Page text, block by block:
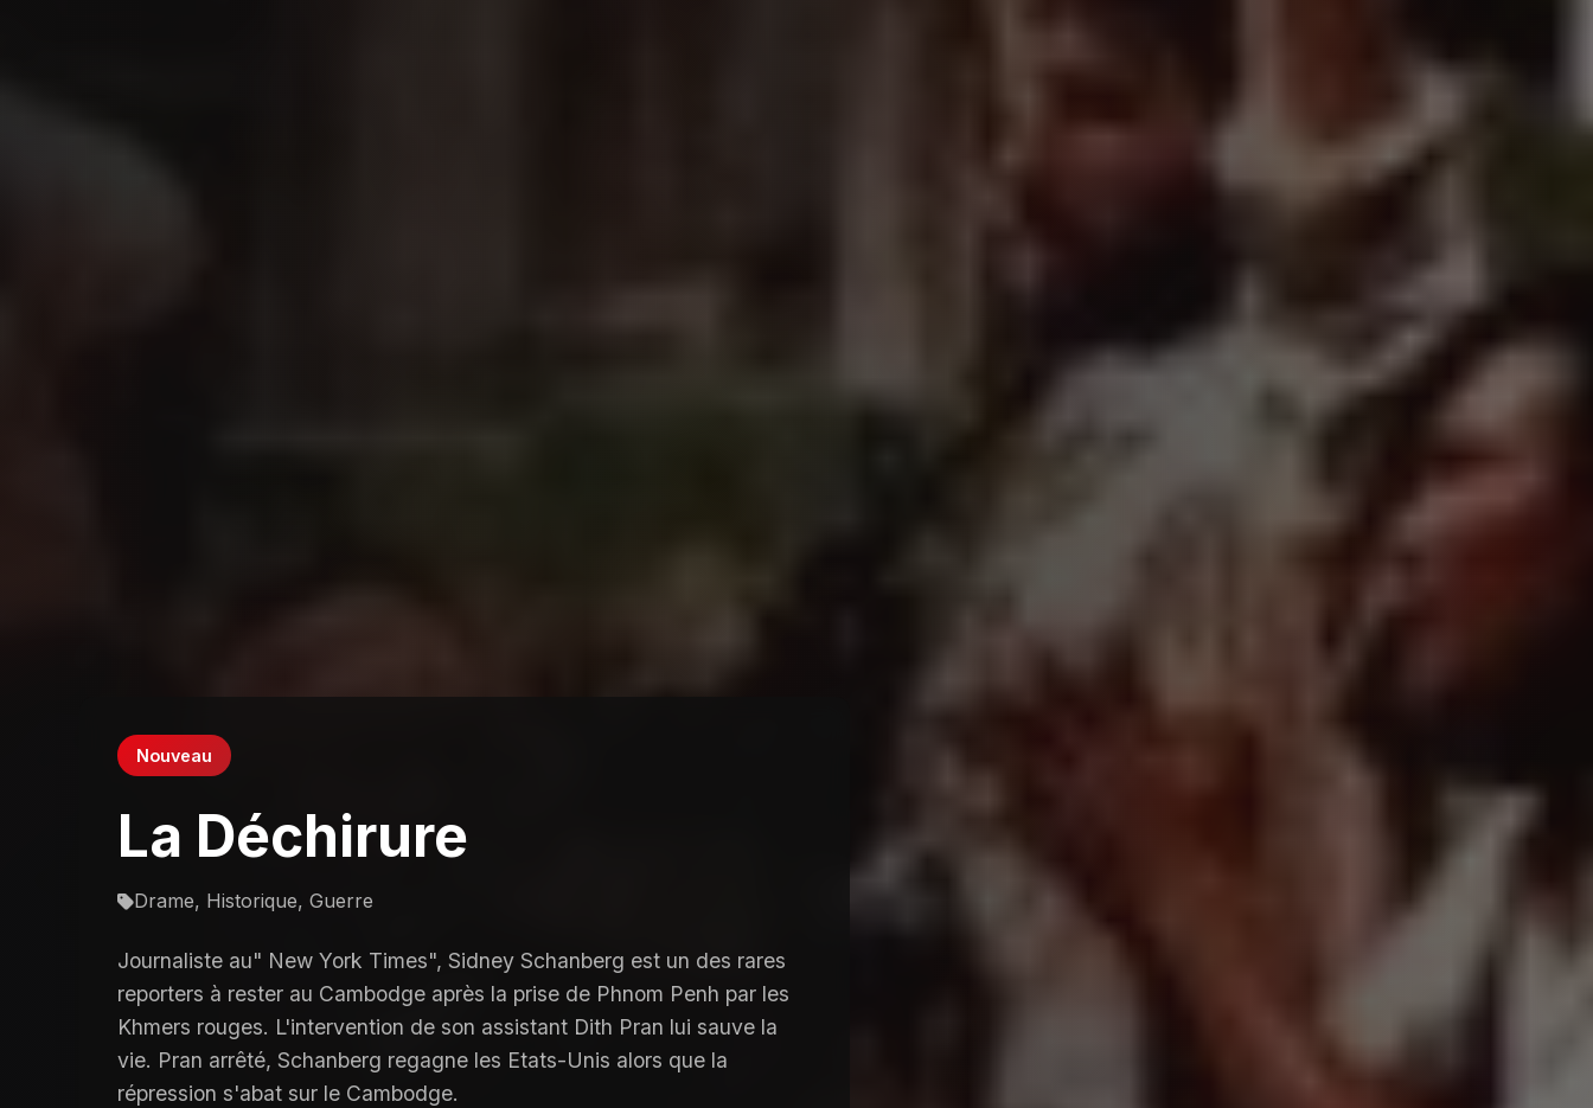
Nouveau
La Déchirure
Drame, Historique, Guerre
Journaliste au" New York Times", Sidney Schanberg est un des rares
reporters à rester au Cambodge après la prise de Phnom Penh par les
Khmers rouges. L'intervention de son assistant Dith Pran lui sauve la
vie. Pran arrêté, Schanberg regagne les Etats-Unis alors que la
répression s'abat sur le Cambodge.